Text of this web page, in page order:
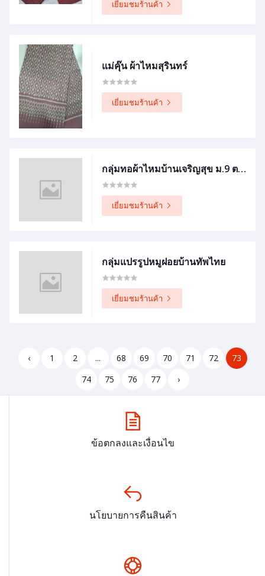
เยี่ยมชมร้านค้า
แม่คุ๊น ผ้าไหมสุรินทร์
เยี่ยมชมร้านค้า
กลุ่มทอผ้าไหมบ้านเจริญสุข ม.9 ต.ทมอ
เยี่ยมชมร้านค้า
กลุ่มแปรรูปหมูฝอยบ้านทัพไทย
เยี่ยมชมร้านค้า
‹ 1 2 ... 68 69 70 71 72
73
74
75 76 77 ›
ข้อตกลงและเงื่อนไข
นโยบายการคืนสินค้า